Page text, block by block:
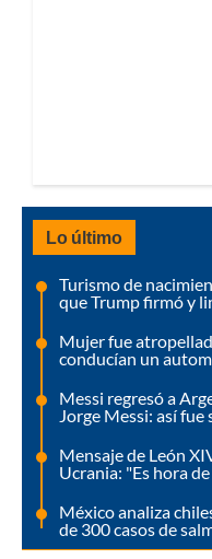
Lo último
Turismo de
que Trump firmó y
Mujer fue
conducían un
Messi regresó a
Jorge Messi: así fue
Mensaje de León
Ucrania: "Es hora
México analiza
de 300 casos de